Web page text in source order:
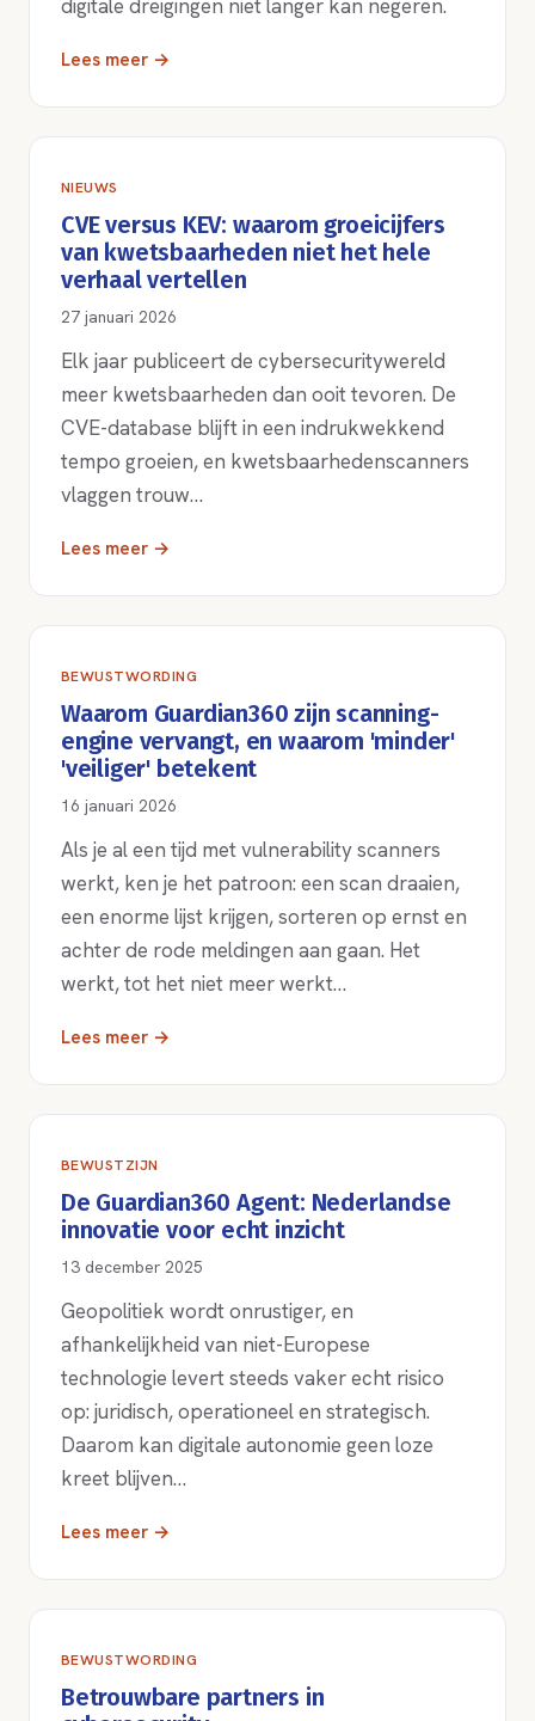
digitale dreigingen niet langer kan negeren.
Lees meer →
NIEUWS
CVE versus KEV: waarom groeicijfers
van kwetsbaarheden niet het hele
verhaal vertellen
27 januari 2026
Elk jaar publiceert de cybersecuritywereld
meer kwetsbaarheden dan ooit tevoren. De
CVE-database blijft in een indrukwekkend
tempo groeien, en kwetsbaarhedenscanners
vlaggen trouw…
Lees meer →
BEWUSTWORDING
Waarom Guardian360 zijn scanning-
engine vervangt, en waarom 'minder'
'veiliger' betekent
16 januari 2026
Als je al een tijd met vulnerability scanners
werkt, ken je het patroon: een scan draaien,
een enorme lijst krijgen, sorteren op ernst en
achter de rode meldingen aan gaan. Het
werkt, tot het niet meer werkt…
Lees meer →
BEWUSTZIJN
De Guardian360 Agent: Nederlandse
innovatie voor echt inzicht
13 december 2025
Geopolitiek wordt onrustiger, en
afhankelijkheid van niet-Europese
technologie levert steeds vaker echt risico
op: juridisch, operationeel en strategisch.
Daarom kan digitale autonomie geen loze
kreet blijven…
Lees meer →
BEWUSTWORDING
Betrouwbare partners in